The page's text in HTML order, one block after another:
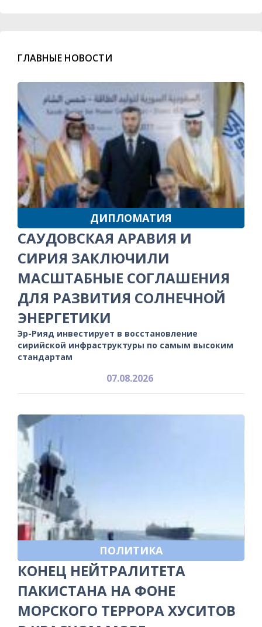
ГЛАВНЫЕ НОВОСТИ
ДИПЛОМАТИЯ
САУДОВСКАЯ АРАВИЯ И
СИРИЯ ЗАКЛЮЧИЛИ
МАСШТАБНЫЕ СОГЛАШЕНИЯ
ДЛЯ РАЗВИТИЯ СОЛНЕЧНОЙ
ЭНЕРГЕТИКИ
Эр-Рияд инвестирует в восстановление
сирийской инфраструктуры по самым высоким
стандартам
07.08.2026
ПОЛИТИКА
КОНЕЦ НЕЙТРАЛИТЕТА
ПАКИСТАНА НА ФОНЕ
МОРСКОГО ТЕРРОРА ХУСИТОВ